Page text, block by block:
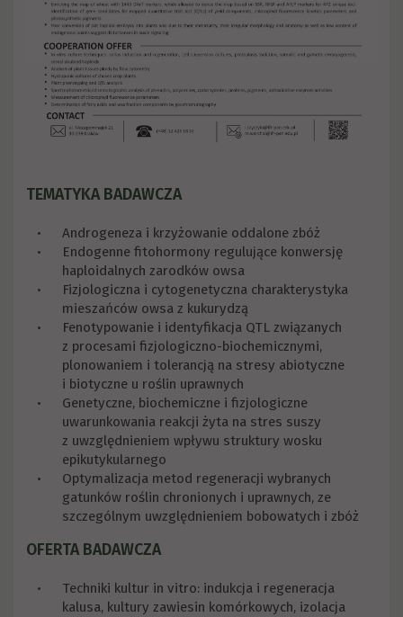
TEMATYKA BADAWCZA
Androgeneza i krzyżowanie oddalone zbóż
Endogenne fitohormony regulujące konwersję
haploidalnych zarodków owsa
Fizjologiczna i cytogenetyczna charakterystyka
mieszańców owsa z kukurydzą
Fenotypowanie i identyfikacja QTL związanych
z procesami fizjologiczno-biochemicznymi,
plonowaniem i tolerancją na stresy abiotyczne
i biotyczne u roślin uprawnych
Genetyczne, biochemiczne i fizjologiczne
uwarunkowania reakcji żyta na stres suszy
z uwzględnieniem wpływu struktury wosku
epikutykularnego
Optymalizacja metod regeneracji wybranych
gatunków roślin chronionych i uprawnych, ze
szczególnym uwzględnieniem bobowatych i zbóż
OFERTA BADAWCZA
Techniki kultur in vitro: indukcja i regeneracja
kalusa, kultury zawiesin komórkowych, izolacja